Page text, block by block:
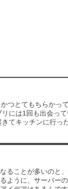
つとてもちらかっ
には1回も出会っ
てキッチンに行っ
ることが多いのと
ように、サーバー